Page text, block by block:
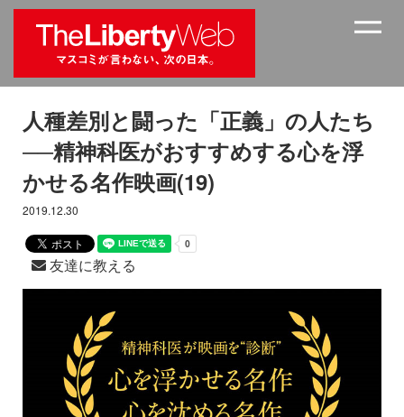
人種差別と闘った「正義」の人たち
──精神科医がおすすめする心を浮
かせる名作映画(19)
2019.12.30
友達に教える